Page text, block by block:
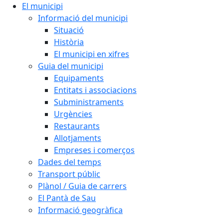
El municipi
Informació del municipi
Situació
Història
El municipi en xifres
Guia del municipi
Equipaments
Entitats i associacions
Subministraments
Urgències
Restaurants
Allotjaments
Empreses i comerços
Dades del temps
Transport públic
Plànol / Guia de carrers
El Pantà de Sau
Informació geogràfica